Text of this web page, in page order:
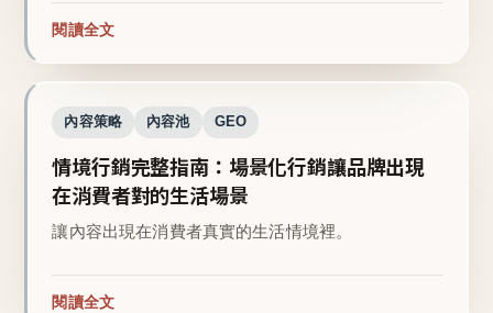
閱讀全文
內容策略 內容池 GEO
情境行銷完整指南：場景化行銷讓品牌出現
在消費者對的生活場景
讓內容出現在消費者真實的生活情境裡。
閱讀全文